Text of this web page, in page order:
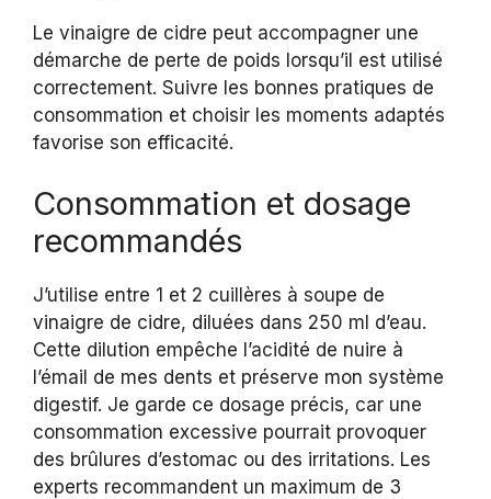
Le vinaigre de cidre peut accompagner une
démarche de perte de poids lorsqu’il est utilisé
correctement. Suivre les bonnes pratiques de
consommation et choisir les moments adaptés
favorise son efficacité.
Consommation et dosage
recommandés
J’utilise entre 1 et 2 cuillères à soupe de
vinaigre de cidre, diluées dans 250 ml d’eau.
Cette dilution empêche l’acidité de nuire à
l’émail de mes dents et préserve mon système
digestif. Je garde ce dosage précis, car une
consommation excessive pourrait provoquer
des brûlures d’estomac ou des irritations. Les
experts recommandent un maximum de 3